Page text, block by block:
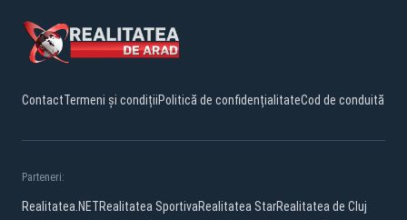
ContactTermeni și condițiiPolitică de confidențialitateCod de conduită
Parteneri:
Realitatea.NETRealitatea SportivaRealitatea StarRealitatea de Cluj